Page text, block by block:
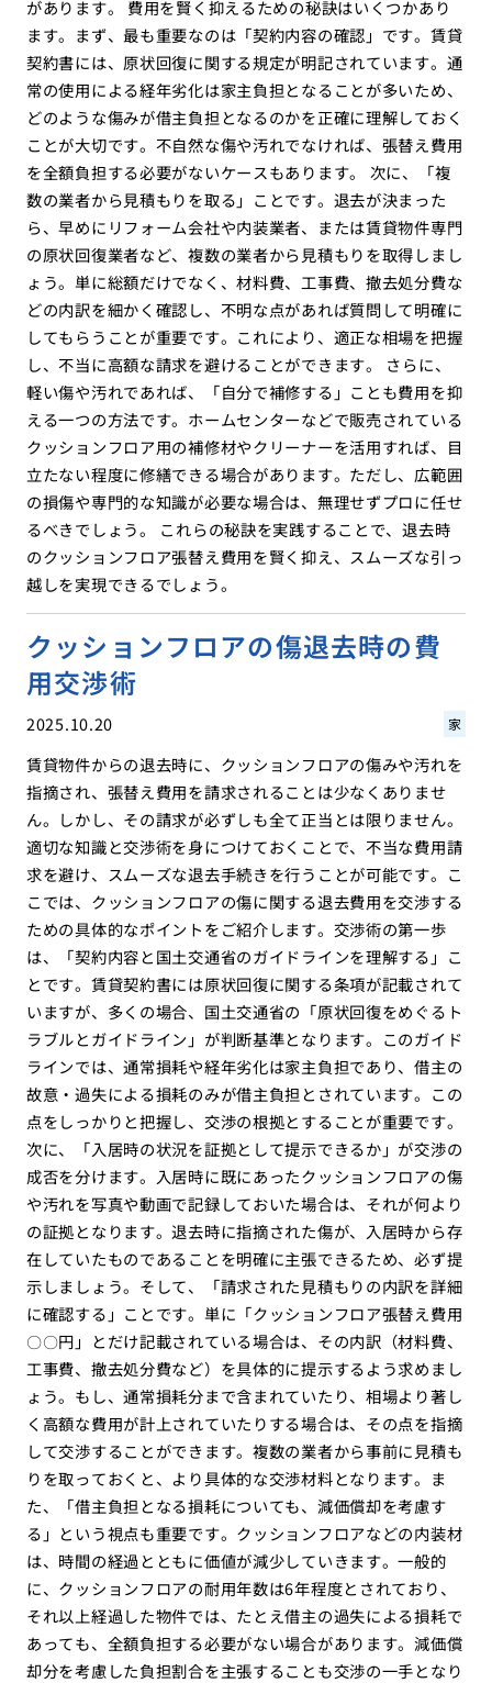
があります。 費用を賢く抑えるための秘訣はいくつかあり
ます。まず、最も重要なのは「契約内容の確認」です。賃貸
契約書には、原状回復に関する規定が明記されています。通
常の使用による経年劣化は家主負担となることが多いため、
どのような傷みが借主負担となるのかを正確に理解しておく
ことが大切です。不自然な傷や汚れでなければ、張替え費用
を全額負担する必要がないケースもあります。 次に、「複
数の業者から見積もりを取る」ことです。退去が決まった
ら、早めにリフォーム会社や内装業者、または賃貸物件専門
の原状回復業者など、複数の業者から見積もりを取得しまし
ょう。単に総額だけでなく、材料費、工事費、撤去処分費な
どの内訳を細かく確認し、不明な点があれば質問して明確に
してもらうことが重要です。これにより、適正な相場を把握
し、不当に高額な請求を避けることができます。 さらに、
軽い傷や汚れであれば、「自分で補修する」ことも費用を抑
える一つの方法です。ホームセンターなどで販売されている
クッションフロア用の補修材やクリーナーを活用すれば、目
立たない程度に修繕できる場合があります。ただし、広範囲
の損傷や専門的な知識が必要な場合は、無理せずプロに任せ
るべきでしょう。 これらの秘訣を実践することで、退去時
のクッションフロア張替え費用を賢く抑え、スムーズな引っ
越しを実現できるでしょう。
クッションフロアの傷退去時の費
用交渉術
2025.10.20 家
賃貸物件からの退去時に、クッションフロアの傷みや汚れを
指摘され、張替え費用を請求されることは少なくありませ
ん。しかし、その請求が必ずしも全て正当とは限りません。
適切な知識と交渉術を身につけておくことで、不当な費用請
求を避け、スムーズな退去手続きを行うことが可能です。こ
こでは、クッションフロアの傷に関する退去費用を交渉する
ための具体的なポイントをご紹介します。交渉術の第一歩
は、「契約内容と国土交通省のガイドラインを理解する」こ
とです。賃貸契約書には原状回復に関する条項が記載されて
いますが、多くの場合、国土交通省の「原状回復をめぐるト
ラブルとガイドライン」が判断基準となります。このガイド
ラインでは、通常損耗や経年劣化は家主負担であり、借主の
故意・過失による損耗のみが借主負担とされています。この
点をしっかりと把握し、交渉の根拠とすることが重要です。
次に、「入居時の状況を証拠として提示できるか」が交渉の
成否を分けます。入居時に既にあったクッションフロアの傷
や汚れを写真や動画で記録しておいた場合は、それが何より
の証拠となります。退去時に指摘された傷が、入居時から存
在していたものであることを明確に主張できるため、必ず提
示しましょう。そして、「請求された見積もりの内訳を詳細
に確認する」ことです。単に「クッションフロア張替え費用
〇〇円」とだけ記載されている場合は、その内訳（材料費、
工事費、撤去処分費など）を具体的に提示するよう求めまし
ょう。もし、通常損耗分まで含まれていたり、相場より著し
く高額な費用が計上されていたりする場合は、その点を指摘
して交渉することができます。複数の業者から事前に見積も
りを取っておくと、より具体的な交渉材料となります。ま
た、「借主負担となる損耗についても、減価償却を考慮す
る」という視点も重要です。クッションフロアなどの内装材
は、時間の経過とともに価値が減少していきます。一般的
に、クッションフロアの耐用年数は6年程度とされており、
それ以上経過した物件では、たとえ借主の過失による損耗で
あっても、全額負担する必要がない場合があります。減価償
却分を考慮した負担割合を主張することも交渉の一手となり